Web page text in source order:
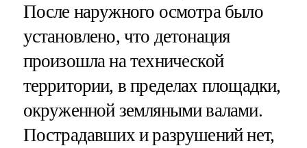
После наружного осмотра было
установлено, что детонация
произошла на технической
территории, в пределах площадки,
окруженной земляными валами.
Пострадавших и разрушений нет,